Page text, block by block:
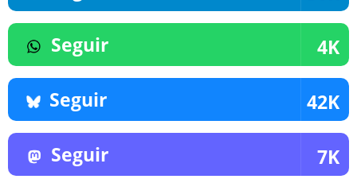
Seguir 4K
Seguir 42K
Seguir 7K